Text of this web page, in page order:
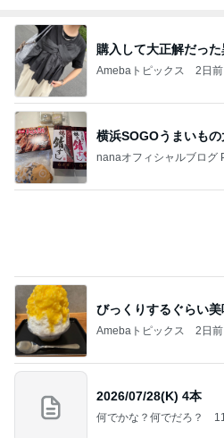
会員証提示し忘れもあ
悲しすぎて立ち直れな
明日は1人で